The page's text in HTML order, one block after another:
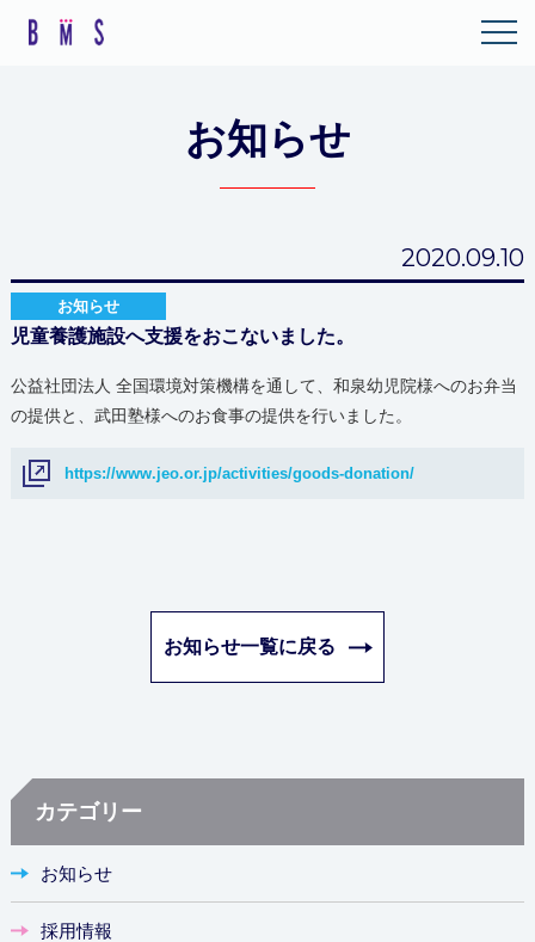
お知らせ
2020.09.10
お知らせ
児童養護施設へ支援をおこないました。
公益社団法人 全国環境対策機構を通して、和泉幼児院様へのお弁当
の提供と、武田塾様へのお食事の提供を行いました。
https://www.jeo.or.jp/activities/goods-donation/
お知らせ一覧に戻る
カテゴリー
お知らせ
採用情報